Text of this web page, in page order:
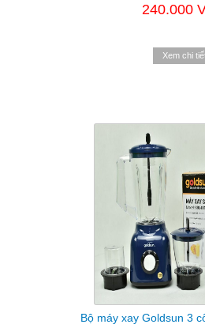
240.000
Xem chi
Bộ máy xay Goldsun 3